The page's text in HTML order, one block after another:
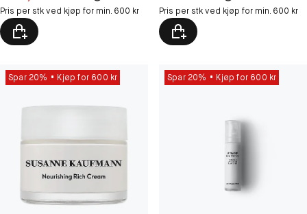
Pris per stk ved kjøp for min. 600 kr Pris per stk ved kjøp for min. 600 kr
Spar 20% Kjøp for 600 kr Spar 20% Kjøp for 600 kr